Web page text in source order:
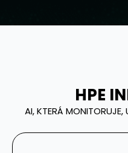
HPE
AI, KTERÁ